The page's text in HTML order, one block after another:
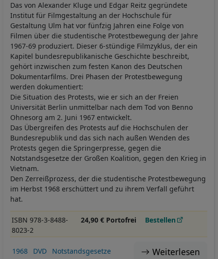
Das von Alexander Kluge und Edgar Reitz gegründete
Institut für Filmgestaltung an der Hochschule für
Gestaltung Ulm hat vor fünfzig Jahren eine Folge von
Filmen über die studentische Protestbewegung der Jahre
1967-69 produziert. Dieser 6-stündige Filmzyklus, der ein
Kapitel bundesrepublikanische Geschichte beschreibt,
gehört inzwischen zum festen Kanon des Deutschen
Dokumentarfilms. Drei Phasen der Protestbewegung
werden dokumentiert:
Die Situation des Protests, wie er sich an der Freien
Universität Berlin unmittelbar nach dem Tod von Benno
Ohnesorg am 2. Juni 1967 entwickelt.
Das Übergreifen des Protests auf die Hochschulen der
Bundesrepublik und das sich nach außen Wenden des
Protests gegen die Springerpresse, gegen die
Notstandsgesetze der Großen Koalition, gegen den Krieg in
Vietnam.
Den Zerreißprozess, der die studentische Protestbewegung
im Herbst 1968 erschüttert und zu ihrem Verfall geführt
hat.
ISBN 978-3-8488-
8023-2
24,90 € Portofrei Bestellen
Weiterlesen
1968 DVD
Notstandsgesetze